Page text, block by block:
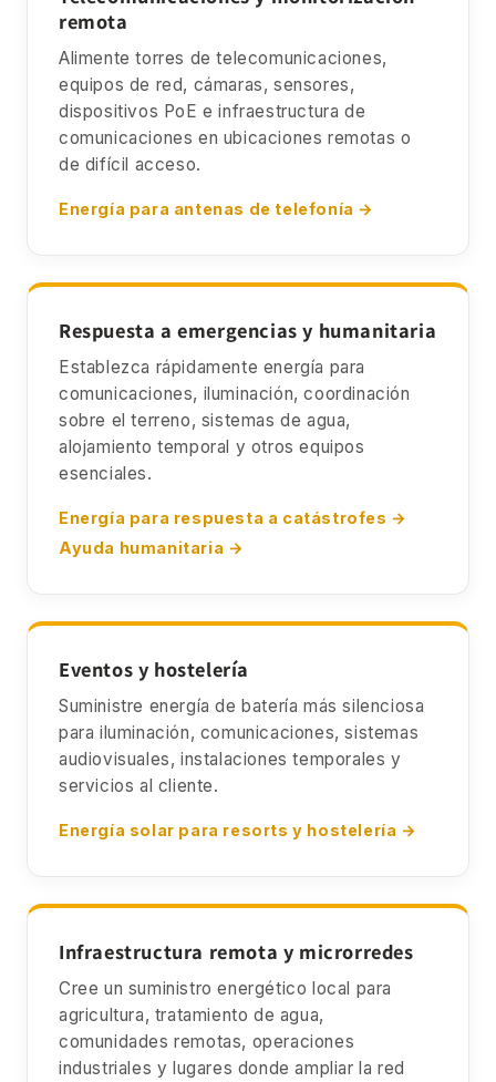
remota
Alimente torres de telecomunicaciones,
equipos de red, cámaras, sensores,
dispositivos PoE e infraestructura de
comunicaciones en ubicaciones remotas o
de difícil acceso.
Energía para antenas de telefonía →
Respuesta a emergencias y humanitaria
Establezca rápidamente energía para
comunicaciones, iluminación, coordinación
sobre el terreno, sistemas de agua,
alojamiento temporal y otros equipos
esenciales.
Energía para respuesta a catástrofes →
Ayuda humanitaria →
Eventos y hostelería
Suministre energía de batería más silenciosa
para iluminación, comunicaciones, sistemas
audiovisuales, instalaciones temporales y
servicios al cliente.
Energía solar para resorts y hostelería →
Infraestructura remota y microrredes
Cree un suministro energético local para
agricultura, tratamiento de agua,
comunidades remotas, operaciones
industriales y lugares donde ampliar la red